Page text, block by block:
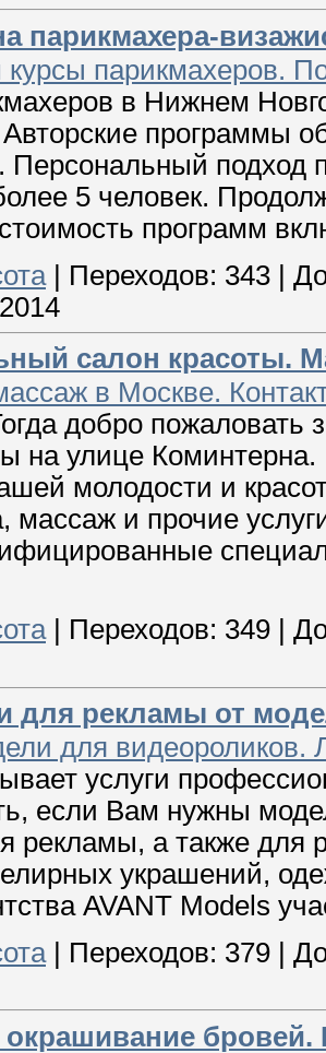
парикмахера-
курсы парикмахеров.
в Нижнем
программы
Персональный подход
5 человек.
программ
| Переходов: 343 |
салон красоты.
в Москве.
добро
на улице
молодости и
массаж и прочие
| Переходов: 349
для рекламы от
для видеороликов.
услуги
если Вам нужны
рекламы, а также для
украшений,
AVANT Models
| Переходов: 379